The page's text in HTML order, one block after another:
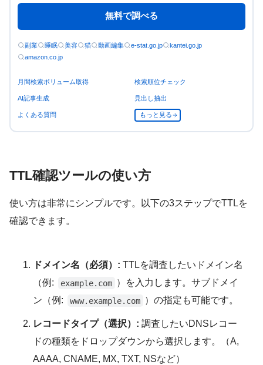
無料で調べる
副業 睡眠 美容 猫 動画編集 e-stat.go.jp
kantei.go.jp
amazon.co.jp
月間検索ボリューム取得 検索順位チェック
AI記事生成 見出し抽出
よくある質問 もっと見る
TTL確認ツールの使い方
使い方は非常にシンプルです。以下の3ステップでTTLを
確認できます。
ドメイン名（必須）: TTLを調査したいドメイン名
（例:
example.com ）を入力します。サブドメイ
ン（例:
www.example.com ）の指定も可能です。
レコードタイプ（選択）: 調査したいDNSレコー
ドの種類をドロップダウンから選択します。（A,
AAAA, CNAME, MX, TXT, NSなど）